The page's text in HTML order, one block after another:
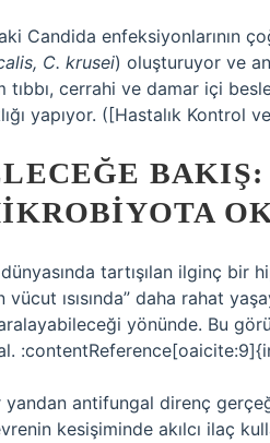
Candida enfeksiyonlarının
C. krusei) oluşturuyor ve
tıbbı, cerrahi ve damar içi
yapıyor. ([Hastalık Kontrol
tartışılan ilginç bir
vücut ısısında” daha rahat
yönünde. Bu
yandan antifungal direnç
kesişiminde akılcı ilaç